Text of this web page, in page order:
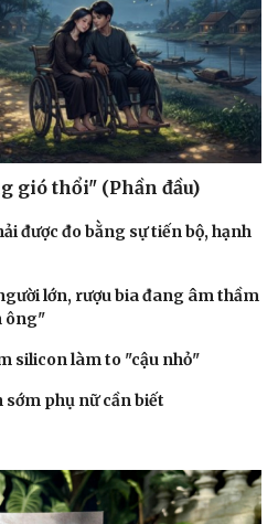
gió thổi" (Phần đầu)
được đo bằng sự tiến bộ, hạnh
lớn, rượu bia đang âm thầm
ông"
silicon làm to "cậu nhỏ"
phụ nữ cần biết